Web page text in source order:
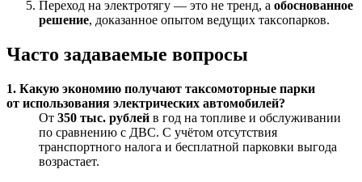
Переход на электротягу — это не тренд, а обоснованное
решение, доказанное опытом ведущих таксопарков.
Часто задаваемые вопросы
1. Какую экономию получают таксомоторные парки
от использования электрических автомобилей?
От 350 тыс. рублей в год на топливе и обслуживании
по сравнению с ДВС. С учётом отсутствия
транспортного налога и бесплатной парковки выгода
возрастает.